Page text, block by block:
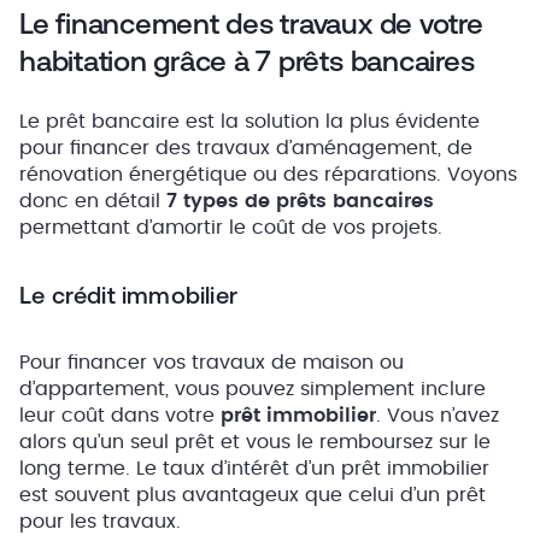
Le financement des travaux de votre
habitation grâce à 7 prêts bancaires
Le prêt bancaire est la solution la plus évidente
pour financer des travaux d’aménagement, de
rénovation énergétique ou des réparations. Voyons
donc en détail 7 types de prêts bancaires
permettant d’amortir le coût de vos projets.
Le crédit immobilier
Pour financer vos travaux de maison ou
d’appartement, vous pouvez simplement inclure
leur coût dans votre prêt immobilier . Vous n’avez
alors qu’un seul prêt et vous le remboursez sur le
long terme. Le taux d’intérêt d’un prêt immobilier
est souvent plus avantageux que celui d’un prêt
pour les travaux.